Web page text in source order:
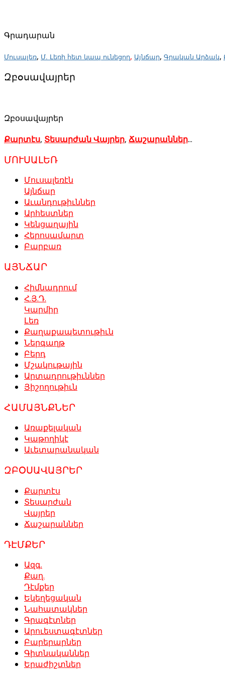
Գրադարան
Մուսալեռ, Մ. Լեռի հետ կապ ունեցող, Այնճար, Գրական Արձակ,
Զբօսավայրեր
Զբօսավայրեր
Քարտէս, Տեսարժան Վայրեր, Ճաշարաններ...
ՄՈՒՍԱԼԵՌ
Մուսալեռէն
Այնճար
Աւանդութիւններ
Արհեստներ
Կենցաղային
Հերոսամարտ
Բարբառ
ԱՅՆՃԱՐ
Հիմնադրում
Հ.Յ.Դ.
Կարմիր
Լեռ
Քաղաքապետութիւն
Ներգաղթ
Բերդ
Մշակութային
Արտադրութիւններ
Յիշողութիւն
ՀԱՄԱՅՆՔՆԵՐ
Առաքելական
Կաթողիկէ
Աւետարանական
ԶԲՕՍԱՎԱՅՐԵՐ
Քարտէս
Տեսարժան
Վայրեր
Ճաշարաններ
ԴԷՄՔԵՐ
Ազգ.
Քաղ.
Դէմքեր
Եկեղեցական
Նահատակներ
Գրագէտներ
Արուեստագէտներ
Բարերարներ
Գիտնականներ
Երաժիշտներ